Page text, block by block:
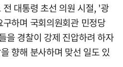
대통령 초선 의원 시절, '광
하며 국회의원회관 민정당
을 경찰이 강제 진압하려 하자
향해 분사하며 맞선 일도 있